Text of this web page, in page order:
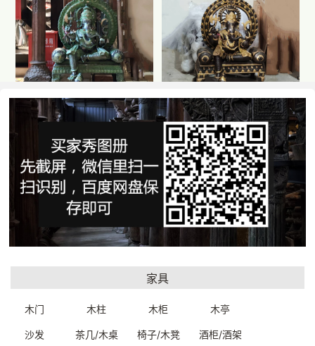
铜制佛像(象鼻财
A9808W0011899
一口价：30800. 00
铜制佛像(象鼻财
神)69*44*120cm
A9808W0011699
一口价：30800.00
铜制佛像（湿婆神）
27*12*44cm
铜佛像(象鼻财
神)45*11.5*63.5cm
家具
木门 木柱 木柜 木亭
沙发 茶几/木桌 椅子/木凳 酒柜/酒架